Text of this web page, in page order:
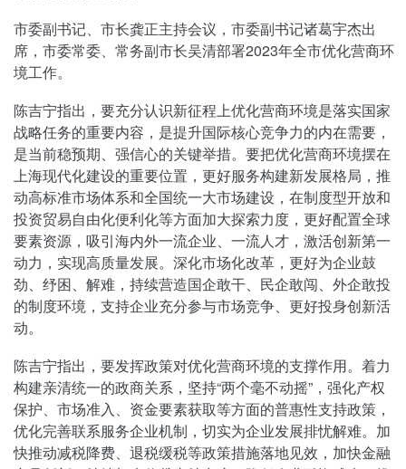
市委副书记、市长龚正主持会议，市委副书记诸葛宇杰出
席，市委常委、常务副市长吴清部署2023年全市优化营商环
境工作。
陈吉宁指出，要充分认识新征程上优化营商环境是落实国家
战略任务的重要内容，是提升国际核心竞争力的内在需要，
是当前稳预期、强信心的关键举措。要把优化营商环境摆在
上海现代化建设的重要位置，更好服务构建新发展格局，推
动高标准市场体系和全国统一大市场建设，在制度型开放和
投资贸易自由化便利化等方面加大探索力度，更好配置全球
要素资源，吸引海内外一流企业、一流人才，激活创新第一
动力，实现高质量发展。深化市场化改革，更好为企业鼓
劲、纾困、解难，持续营造国企敢干、民企敢闯、外企敢投
的制度环境，支持企业充分参与市场竞争、更好投身创新活
动。
陈吉宁指出，要发挥政策对优化营商环境的支撑作用。着力
构建亲清统一的政商关系，坚持“两个毫不动摇”，强化产权
保护、市场准入、资金要素获取等方面的普惠性支持政策，
优化完善联系服务企业机制，切实为企业发展排忧解难。加
快推动减税降费、退税缓税等政策措施落地见效，加快金融